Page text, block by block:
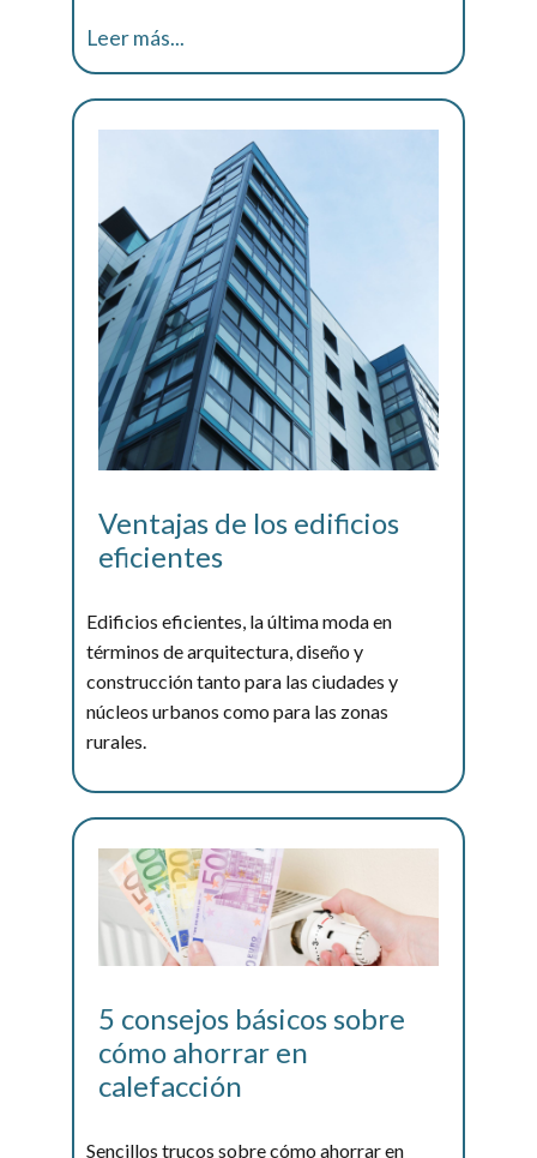
Leer más...
Ventajas de los edificios
eficientes
Edificios eficientes, la última moda en
términos de arquitectura, diseño y
construcción tanto para las ciudades y
núcleos urbanos como para las zonas
rurales.
Leer más...
5 consejos básicos sobre
cómo ahorrar en
calefacción
Sencillos trucos sobre cómo ahorrar en